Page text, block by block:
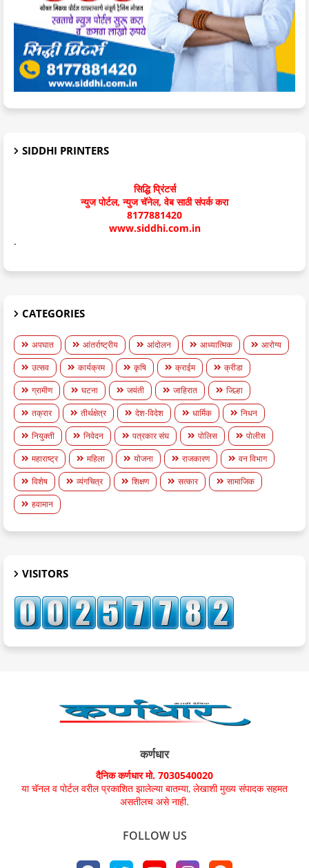
SIDDHI PRINTERS
सिद्धि प्रिंटर्स
न्युज पोर्टल, न्युज चॅनेल, वेब साठी संपर्क करा
8177881420
www.siddhi.com.in
.
CATEGORIES
अपघात आंतर्राष्ट्रीय आंदोलन आध्यात्मिक
आरोग्य
उत्सव
कार्यक्रम कृषि क्राईम
क्रीडा
ग्रामीण
घटना जयंती जाहिरात
जिल्हा
तक्रार
तीर्थक्षेत्र देश-विदेश धार्मिक
निधन
नियुक्ती
निवेदन पत्रकार संघ पोलिस
पोलीस
महाराष्ट्र
महिला योजना राजकारण
वन विभाग
विशेष
व्यंगचित्र शिक्षण सत्कार
सामाजिक
हवामान
VISITORS
कर्णधार
दैनिक कर्णधार मो. 7030540020
या चॅनल व पोर्टल वरील प्रकाशित झालेल्या बातम्या, लेखाशी मुख्य संपादक सहमत
असतीलच असे नाही.
FOLLOW US